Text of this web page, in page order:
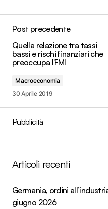
Post precedente
Quella relazione tra tassi
bassi e rischi finanziari che
preoccupa l'FMI
Macroeconomia
30 Aprile 2019
Pubblicità
Articoli recenti
Germania, ordini
giugno 2026